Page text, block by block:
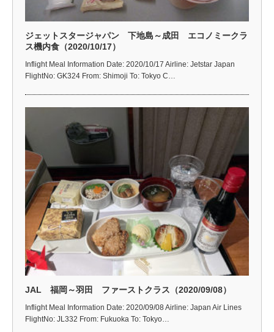
ジェットスタージャパン 下地島～成田 エコノミークラ
ス機内食（2020/10/17）
Inflight Meal Information Date: 2020/10/17 Airline: Jetstar Japan
FlightNo: GK324 From: Shimoji To: Tokyo C…
JAL 福岡～羽田 ファーストクラス（2020/09/08）
Inflight Meal Information Date: 2020/09/08 Airline: Japan Air Lines
FlightNo: JL332 From: Fukuoka To: Tokyo…